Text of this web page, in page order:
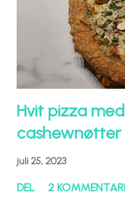
Hvit pizza
cashewnøtter
juli 25, 2023
DEL 2